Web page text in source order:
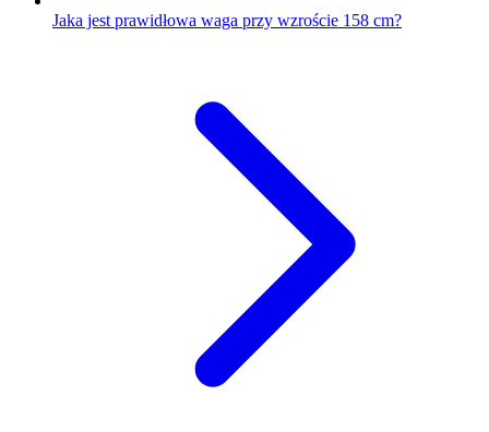
Jaka jest prawidłowa waga przy wzroście 158 cm?